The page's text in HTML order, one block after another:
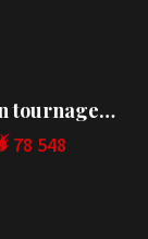
tournage…
78 548